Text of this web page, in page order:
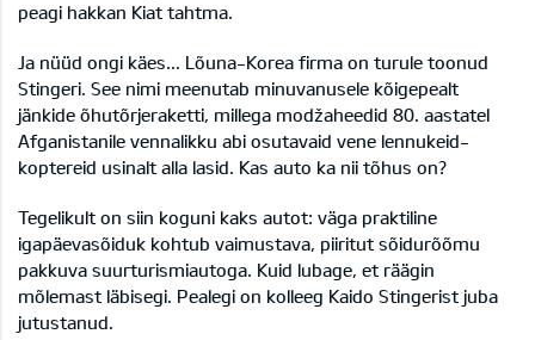
peagi hakkan Kiat tahtma.
Ja nüüd ongi käes... Lõuna-Korea firma on turule toonud
Stingeri. See nimi meenutab minuvanusele kõigepealt
jänkide õhutõrjeraketti, millega modžaheedid 80. aastatel
Afganistanile vennalikku abi osutavaid vene lennukeid-
koptereid usinalt alla lasid. Kas auto ka nii tõhus on?
Tegelikult on siin koguni kaks autot: väga praktiline
igapäevasõiduk kohtub vaimustava, piiritut sõidurõõmu
pakkuva suurturismiautoga. Kuid lubage, et räägin
mõlemast läbisegi. Pealegi on kolleeg Kaido Stingerist juba
jutustanud.